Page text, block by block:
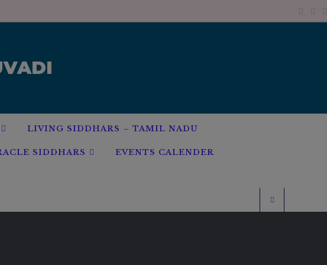
LIVING SIDDHARS – TAMIL NADU
SIDDHARS EVENTS CALENDER